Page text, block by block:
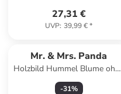
27,31 €
UVP: 39,99 €*
Mr. & Mrs. Panda
Holzbild Hummel Blume ohne
Spruch in Weiß
-31%